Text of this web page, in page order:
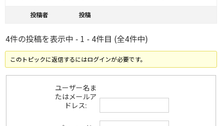
投稿者 投稿
4件の投稿を表示中 - 1 - 4件目 (全4件中)
このトピックに返信するにはログインが必要です。
ユーザー名ま
たはメールア
ドレス: